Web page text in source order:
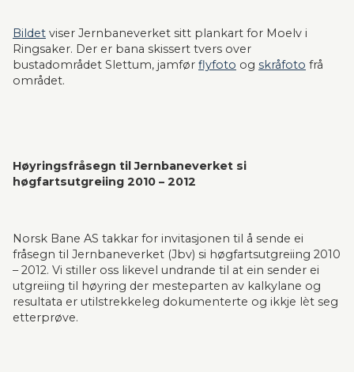
Bildet viser Jernbaneverket sitt plankart for Moelv i
Ringsaker. Der er bana skissert tvers over
bustadområdet Slettum, jamfør flyfoto og skråfoto frå
området.
Høyringsfråsegn til Jernbaneverket si
høgfartsutgreiing 2010 – 2012
Norsk Bane AS takkar for invitasjonen til å sende ei
fråsegn til Jernbane­verket (Jbv) si høgfarts­utgreiing 2010
– 2012. Vi stiller oss likevel undrande til at ein sender ei
utgreiing til høyring der mesteparten av kalkylane og
resultata er utilstrekkeleg dokumenterte og ikkje lèt seg
etterprøve.